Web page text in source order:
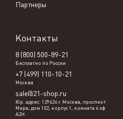
Партнеры
Контакты
8 (800) 500-89-21
Бесплатно по России
+7 (499) 110-10-21
Москва
sale@21-shop.ru
Юр. адрес: 129626 г. Москва, проспект
Мира, дом 102, корпус 1, комната 6 оф
А2Н.